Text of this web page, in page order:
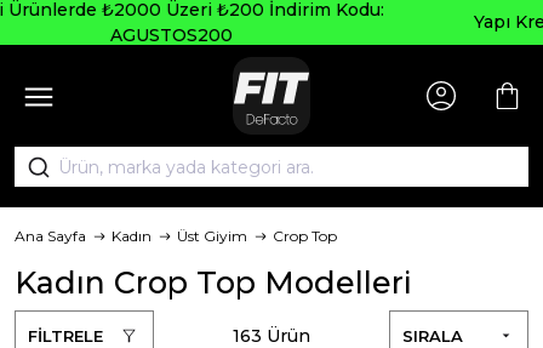
Yapı Kredi ve Garanti Bankasına Peşin Fiyatına 6 Taksit
Ana Sayfa Kadın Üst Giyim Crop Top
Kadın Crop Top Modelleri
FİLTRELE SIRALA
163 Ürün